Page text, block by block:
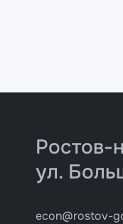
Ростов-
ул.
econ@rostov-